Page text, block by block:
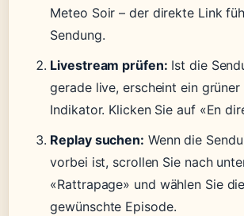
Meteo Soir – der direkte Link
Sendung.
Livestream prüfen: Ist die
gerade live, erscheint ein
Indikator. Klicken Sie auf «En
Replay suchen: Wenn die
vorbei ist, scrollen Sie nach
«Rattrapage» und wählen Sie die
gewünschte Episode.